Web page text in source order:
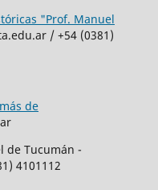
"Prof. Manuel
/ +54 (0381)
de
de Tucumán -
4101112